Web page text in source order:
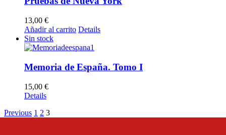
13,00 €
Añadir al carrito Details
Sin stock
Memoria de España. Tomo I
15,00 €
Details
Previous 1 2 3